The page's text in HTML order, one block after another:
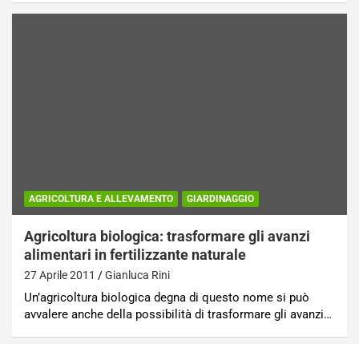
AGRICOLTURA E ALLEVAMENTO GIARDINAGGIO
Agricoltura biologica: trasformare gli avanzi
alimentari in fertilizzante naturale
27 Aprile 2011 Gianluca Rini
Un’agricoltura biologica degna di questo nome si può
avvalere anche della possibilità di trasformare gli avanzi…